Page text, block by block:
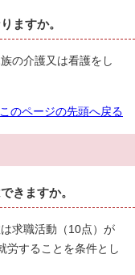
ますか。
の介護又は看護をし
このページの先頭へ戻る
きますか。
求職活動（10点）が
労することを条件とし